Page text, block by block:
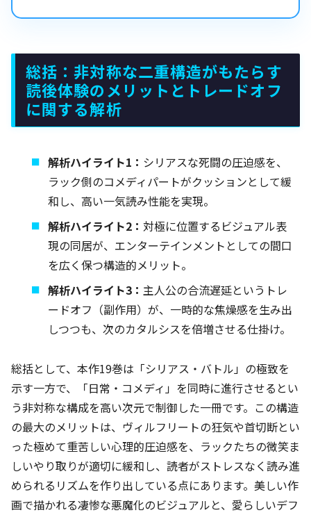
総括：非対称な二重構造がもたらす
読後体験のメリットとトレードオフ
に関する解析
解析ハイライト1： シリアスな死闘の圧迫感を、
ラック側のコメディパートがクッションとして緩
和し、高い一気読み性能を実現。
解析ハイライト2：対極に位置するビジュアル表
現の同居が、エンターテインメントとしての間口
を広く保つ構造的メリット。
解析ハイライト3： 主人公の合流遅延というトレ
ードオフ（副作用）が、一時的な焦燥感を生み出
しつつも、次のカタルシスを倍増させる仕掛け。
総括として、本作19巻は「シリアス・バトル」の極致を
示す一方で、「日常・コメディ」を同時に進行させるとい
う非対称な構成を高い次元で制御した一冊です。この構造
の最大のメリットは、ヴィルフリートの狂気や首切断とい
った極めて重苦しい心理的圧迫感を、ラックたちの微笑ま
しいやり取りが適切に緩和し、読者がストレスなく読み進
められるリズムを作り出している点にあります。美しい作
画で描かれる凄惨な悪魔化のビジュアルと、愛らしいデフ